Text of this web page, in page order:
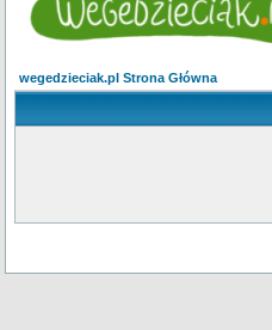
wegedzieciak.pl Strona Główna